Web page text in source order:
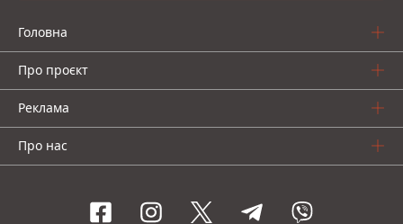
Головна
Про проєкт
Реклама
Про нас